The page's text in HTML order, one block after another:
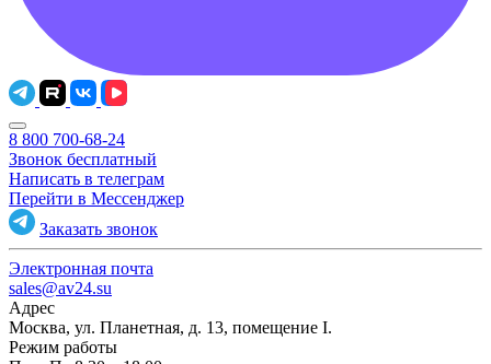
8 800 700-68-24
Звонок бесплатный
Написать в телеграм
Перейти в Мессенджер
Заказать звонок
Электронная почта
sales@av24.su
Адрес
Москва, ул. Планетная, д. 13, помещение I.
Режим работы